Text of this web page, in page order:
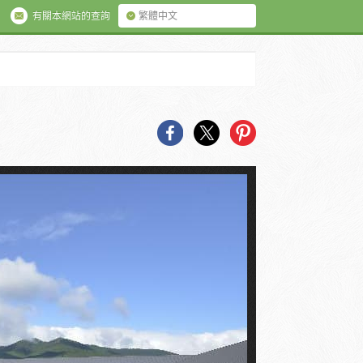
繁體中文
有關本網站的查詢